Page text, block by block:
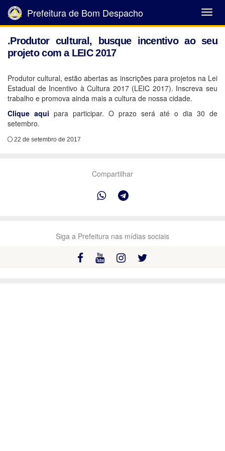
Abrir
Menu
Prefeitura de Bom Despacho
.Produtor cultural, busque incentivo ao seu
projeto com a LEIC 2017
Produtor cultural, estão abertas as inscrições para projetos na Lei
Estadual de Incentivo à Cultura 2017 (LEIC 2017). Inscreva seu
trabalho e promova ainda mais a cultura de nossa cidade.
Clique aqui para participar. O prazo será até o dia 30 de
setembro.
22 de setembro de 2017
Compartilhar
Siga a Prefeitura nas mídias sociais